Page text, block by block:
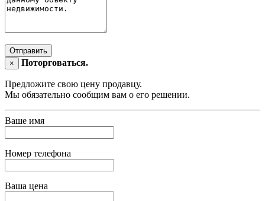
Отправить
×
Поторговаться.
Предложите свою цену продавцу.
Мы обязательно сообщим вам о его решении.
Ваше имя
Номер телефона
Ваша цена